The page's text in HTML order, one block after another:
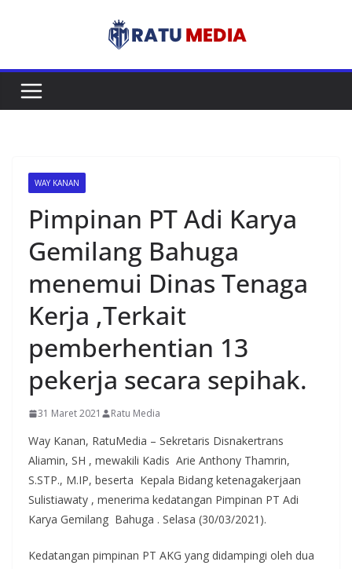
WAY KANAN
Pimpinan PT Adi Karya
Gemilang Bahuga
menemui Dinas Tenaga
Kerja ,Terkait
pemberhentian 13
pekerja secara sepihak.
31 Maret 2021 Ratu Media
Way Kanan, RatuMedia – Sekretaris Disnakertrans
Aliamin, SH , mewakili Kadis Arie Anthony Thamrin,
S.STP., M.IP, beserta Kepala Bidang ketenagakerjaan
Sulistiawaty , menerima kedatangan Pimpinan PT Adi
Karya Gemilang Bahuga . Selasa (30/03/2021).
Kedatangan pimpinan PT AKG yang didampingi oleh dua